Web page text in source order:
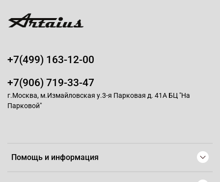
Помощь и информация
+7(499) 163-12-00
+7(906) 719-33-47
г.Москва, м.Измайловская у.3-я Парковая д. 41А БЦ "На
Парковой"